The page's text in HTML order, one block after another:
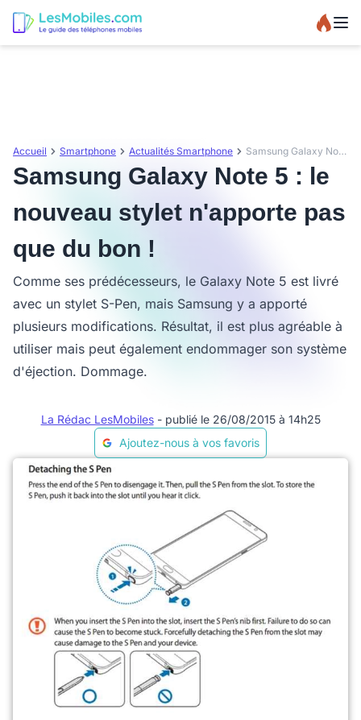
Accueil Smartphone Actualités Smartphone Samsung Galaxy Note 5 : le nouveau stylet n'apporte pas que du bon !
Samsung Galaxy Note 5 : le
nouveau stylet n'apporte pas
que du bon !
Comme ses prédécesseurs, le Galaxy Note 5 est livré
avec un stylet S-Pen, mais Samsung y a apporté
plusieurs modifications. Résultat, il est plus agréable à
utiliser mais peut également endommager son système
d'éjection. Dommage.
La Rédac LesMobiles - publié le 26/08/2015 à 14h25
Ajoutez-nous à vos favoris